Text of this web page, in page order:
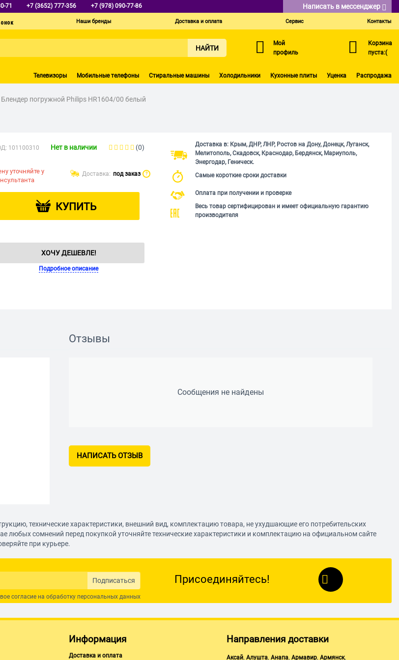
71 +7 (3652) 777-356 +7 (978) 090-77-86 Написать в мессенджер
Наши бренды Доставка и оплата Сервис Контакты
НАЙТИ
Мой
профиль
Корзина
пуста:(
Телевизоры Мобильные телефоны Стиральные машины Холодильники Кухонные плиты Уценка Распродажа
Блендер погружной Philips HR1604/00 белый
101100310 Нет в наличии (0)
уточняйте у
Доставка: под заказ ?
КУПИТЬ
ХОЧУ ДЕШЕВЛЕ!
Подробное описание
Доставка в: Крым, ДНР, ЛНР, Ростов на Дону, Донецк, Луганск,
Мелитополь, Скадовск, Краснодар, Бердянск, Мариуполь,
Энергодар, Геническ.
Самые короткие сроки доставки
Оплата при получении и проверке
Весь товар сертифицирован и имеет официальную гарантию
производителя
Отзывы
Сообщения не найдены
НАПИСАТЬ ОТЗЫВ
технические характеристики, внешний вид, комплектацию товара, не ухудшающие его потребительских
любых сомнений перед покупкой уточняйте технические характеристики и комплектацию на официальном сайте
при курьере.
Подписаться
согласие на обработку персональных данных
Присоединяйтесь!
Информация
Доставка и оплата
Направления доставки
Аксай, Алушта, Анапа, Армавир, Армянск,